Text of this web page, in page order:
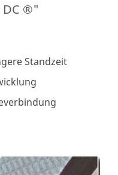
DC ®"
Standzeit